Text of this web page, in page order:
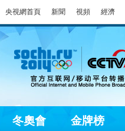
央視網首頁 新聞 視頻 經濟
冬奧會 金牌榜